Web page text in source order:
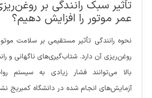
تأثیر سبک رانندگی بر
عمر موتور را افزایش دهیم؟
نحوه رانندگی تأثیر مستقیمی بر سلامت
روغن‌ریزی آن دارد. شتاب‌گیری‌های ناگهانی و
بالا می‌توانند فشار زیادی به سیستم
آزمایش‌های انجام شده در دانشگاه کمبریج